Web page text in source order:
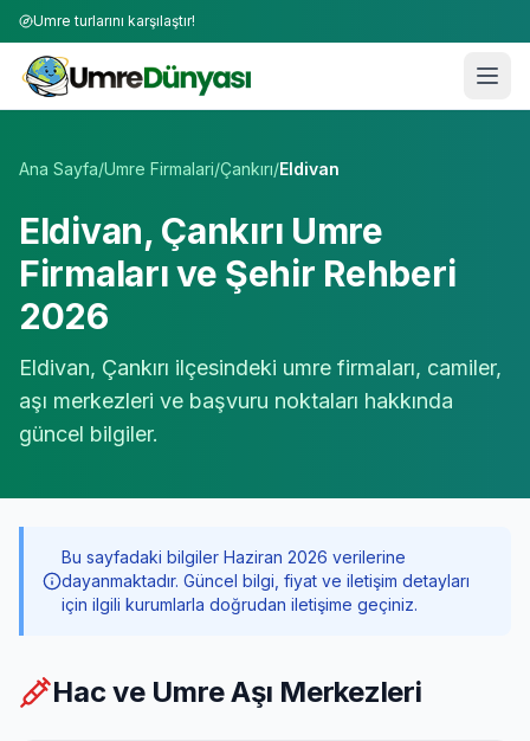
Umre turlarını karşılaştır!
Ana Sayfa/Umre Firmalari/Çankırı/Eldivan
Eldivan, Çankırı Umre
Firmaları ve Şehir Rehberi
2026
Eldivan, Çankırı ilçesindeki umre firmaları, camiler,
aşı merkezleri ve başvuru noktaları hakkında
güncel bilgiler.
Bu sayfadaki bilgiler Haziran 2026 verilerine
dayanmaktadır. Güncel bilgi, fiyat ve iletişim detayları
için ilgili kurumlarla doğrudan iletişime geçiniz.
Hac ve Umre Aşı Merkezleri